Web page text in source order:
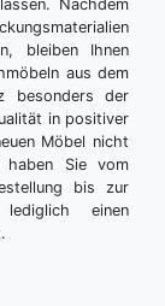
Nachdem
bleiben Ihnen
aus dem
besonders der
in positiver
Möbel nicht
haben Sie vom
bis zur
einen